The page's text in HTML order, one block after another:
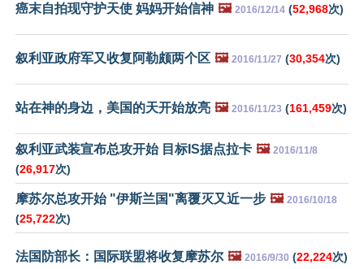
癌末自拍现守护天使 妈妈开始信神 🖼️ 2016/12/14 (52,968次)
叙利亚政府军又收复阿勒颇两个区 🖼️ 2016/11/27 (30,354次)
站在神的身边，美国的天开始放亮 🖼️ 2016/11/23 (161,459次)
叙利亚武装宣布总攻开始 目标IS据点拉卡 🖼️ 2016/11/8
(26,917次)
摩苏尔总攻开始 "伊斯兰国"离覆灭又近一步 🖼️ 2016/10/18
(25,722次)
法国防部长：国际联盟将收复摩苏尔 🖼️ 2016/9/30 (22,224次)